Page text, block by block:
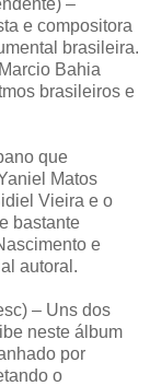
e compositora
brasileira.
Bahia
brasileiros e
que
Matos
Vieira e o
bastante
e
autoral.
– Uns dos
neste álbum
por
o